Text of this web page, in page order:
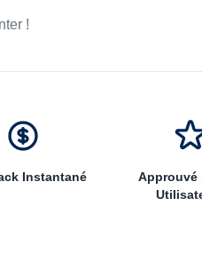
!
Instantané
Approuvé